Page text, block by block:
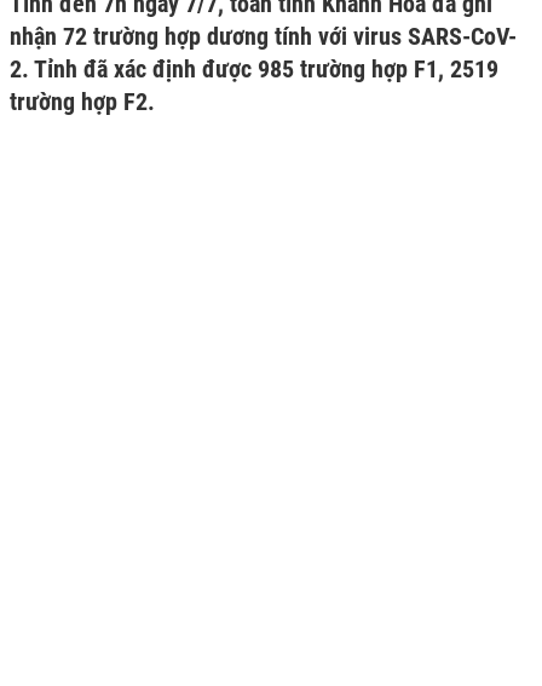
nhận 72 trường hợp dương tính với virus SARS-CoV-
2. Tỉnh đã xác định được 985 trường hợp F1, 2519
trường hợp F2.